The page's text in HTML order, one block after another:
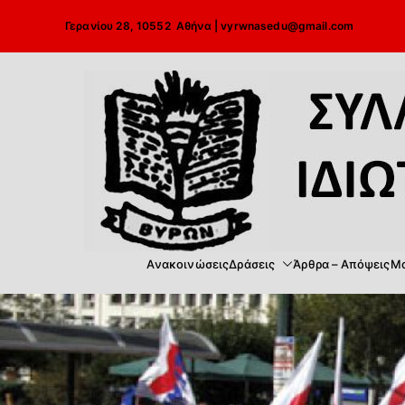
περιεχόμενο
Γερανίου 28, 10552 Αθήνα |vyrwnasedu@gmail.com
ΑνακοινώσειςΔράσεις Άρθρα – Απόψεις